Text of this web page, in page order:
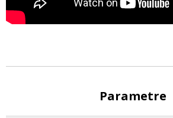
Parametre